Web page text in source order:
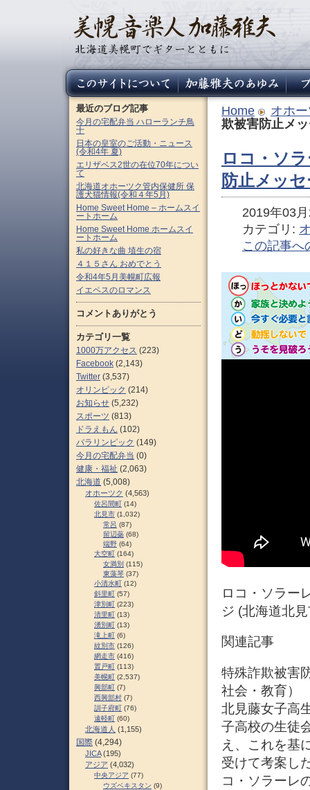
Home
オホ
欺被害防止メ
ロコ・ソ
防止メッ
2019年03
カテゴリ:
この記事へ
ロコ・ソラー
ジ (北海道北
関連記事
特殊詐欺被害
社会・教育）
北見藤女子高
子高校の生徒
え、これを基
受けて考案し
コ・ソラーレ
最近のブログ記事
今月の宅配弁当 ハローランチ鳥
十
日本の皇室のご活動・ニュース
(令和4年 夏)
エリザベス2世の在位70年につい
て
北海道オホーツク管内保健所 保
護犬猫情報(令和４年5月)
Home Sweet Home – ホームスイ
ートホーム
Home Sweet Home ホームスイ
ートホーム
私の好きな曲 埴生の宿
４１５さん おめでとう
令和4年5月美幌町広報
イエペスのロマンス
コメントありがとう
カテゴリ一覧
1000万アクセス (223)
Facebook (2,143)
Twitter (3,537)
オリンピック (214)
お知らせ (5,232)
スポーツ (813)
ドラえもん (102)
パラリンピック (149)
今月の宅配弁当 (0)
健康・福祉 (2,063)
北海道 (5,008)
オホーツク (4,563)
佐呂間町 (14)
北見市 (1,032)
常呂 (87)
留辺蘂 (68)
端野 (64)
大空町 (164)
女満別 (115)
東藻琴 (37)
小清水町 (12)
斜里町 (57)
津別町 (223)
清里町 (13)
湧別町 (13)
滝上町 (6)
紋別市 (126)
網走市 (416)
置戸町 (113)
美幌町 (2,537)
興部町 (7)
西興部村 (7)
訓子府町 (76)
遠軽町 (60)
北海道人 (1,155)
国際 (4,294)
JICA(195)
アジア (4,032)
中央アジア (77)
ウズベキスタン (9)